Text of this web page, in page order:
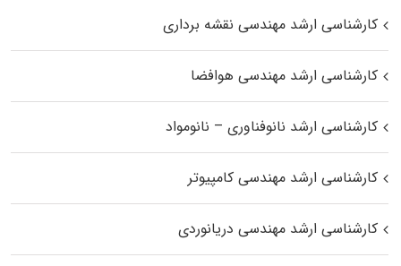
کارشناسی ارشد مهندسی نقشه برداری
کارشناسی ارشد مهندسی هوافضا
کارشناسی ارشد نانوفناوری – نانومواد
کارشناسی ارشد مهندسی کامپیوتر
کارشناسی ارشد مهندسی دریانوردی